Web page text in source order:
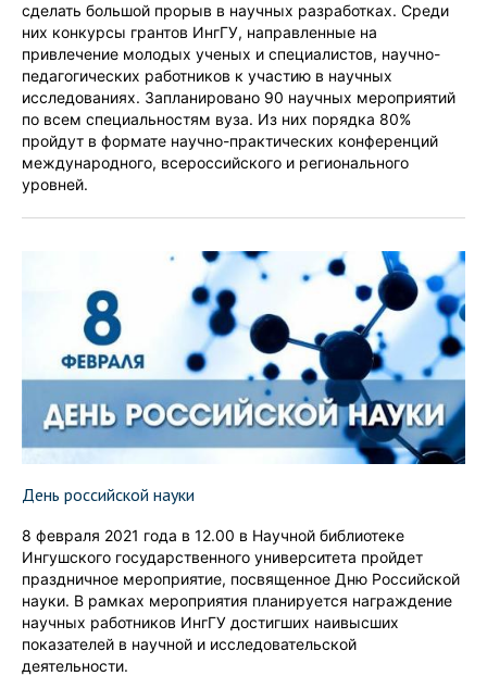
сделать большой прорыв в научных разработках. Среди
них конкурсы грантов ИнгГУ, направленные на
привлечение молодых ученых и специалистов, научно-
педагогических работников к участию в научных
исследованиях. Запланировано 90 научных мероприятий
по всем специальностям вуза. Из них порядка 80%
пройдут в формате научно-практических конференций
международного, всероссийского и регионального
уровней.
День российской науки
8 февраля 2021 года в 12.00 в Научной библиотеке
Ингушского государственного университета пройдет
праздничное мероприятие, посвященное Дню Российской
науки. В рамках мероприятия планируется награждение
научных работников ИнгГУ достигших наивысших
показателей в научной и исследовательской
деятельности.